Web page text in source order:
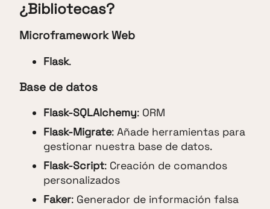
¿Bibliotecas?
Microframework Web
Flask.
Base de datos
Flask-SQLAlchemy: ORM
Flask-Migrate: Añade herramientas para
gestionar nuestra base de datos.
Flask-Script: Creación de comandos
personalizados
Faker: Generador de información falsa